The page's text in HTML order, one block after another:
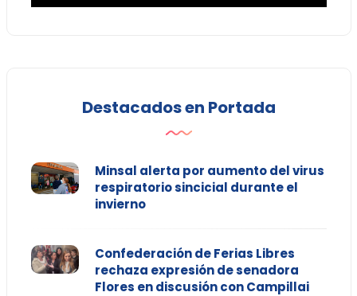
Destacados en Portada
Minsal alerta por aumento del virus
respiratorio sincicial durante el
invierno
Confederación de Ferias Libres
rechaza expresión de senadora
Flores en discusión con Campillai